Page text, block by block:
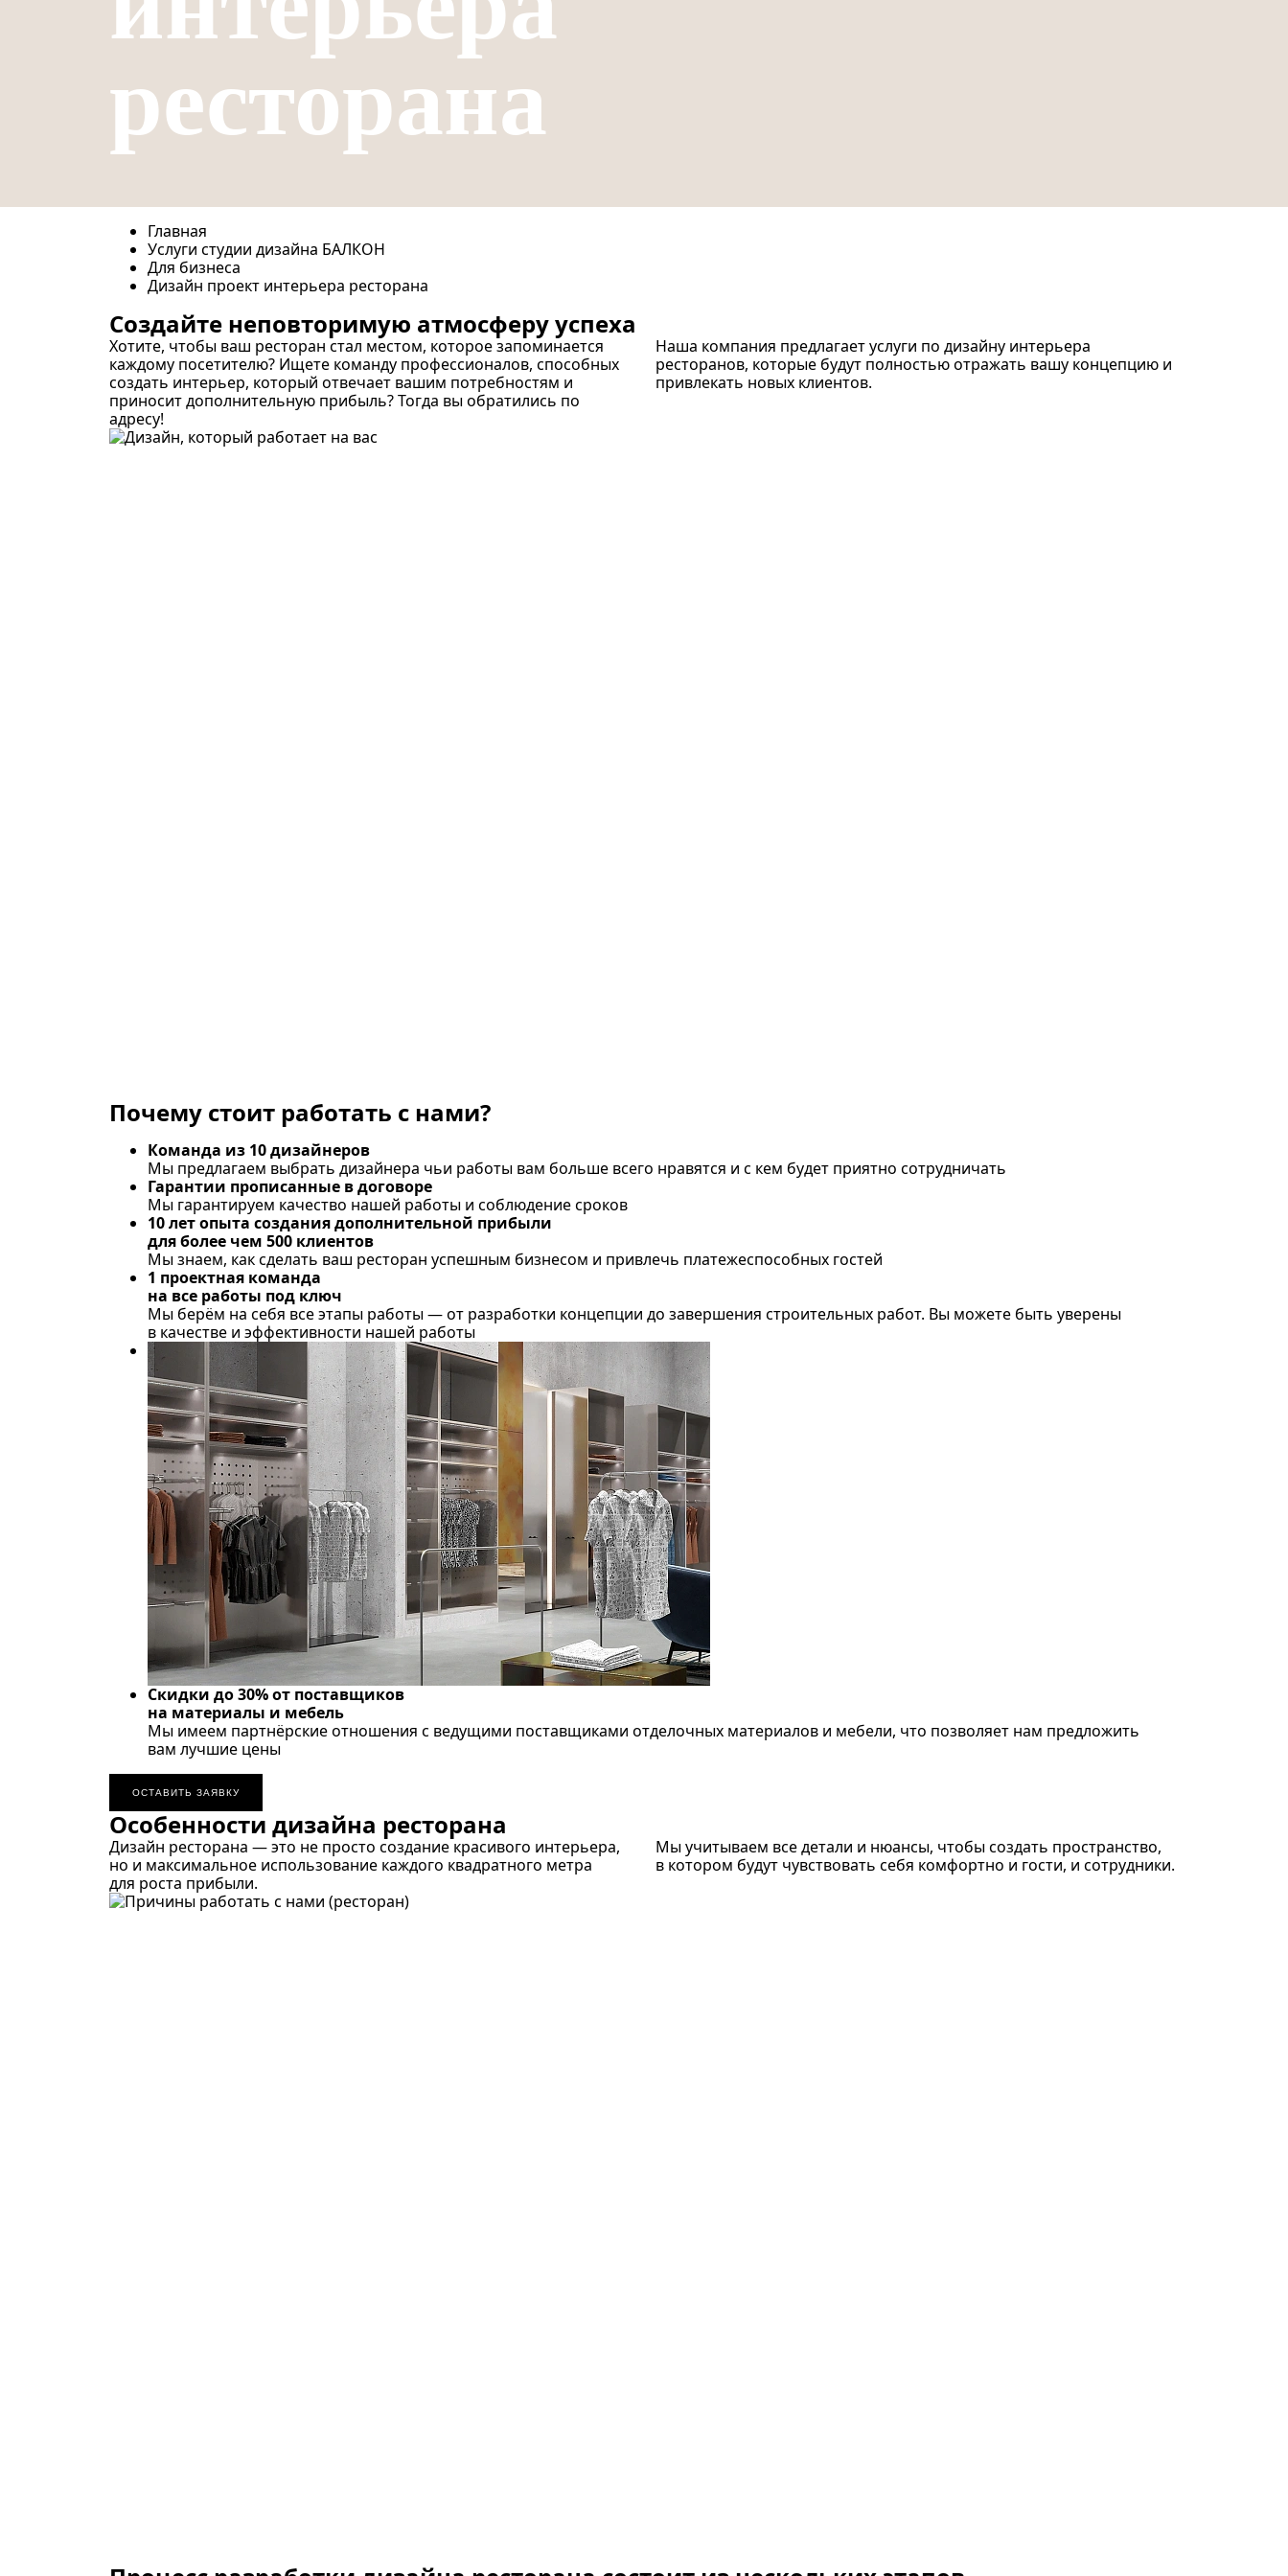
ресторана
Главная
Услуги студии дизайна БАЛКОН
Для бизнеса
Дизайн проект интерьера ресторана
Создайте неповторимую атмосферу успеха
Хотите, чтобы ваш ресторан стал местом, которое запоминается
каждому посетителю? Ищете команду профессионалов, способных
создать интерьер, который отвечает вашим потребностям и
приносит дополнительную прибыль? Тогда вы обратились по
адресу!
Наша компания предлагает услуги по дизайну интерьера
ресторанов, которые будут полностью отражать вашу концепцию и
привлекать новых клиентов.
Почему стоит работать с нами?
Команда из 10 дизайнеров
Мы предлагаем выбрать дизайнера чьи работы вам больше всего нравятся и с кем будет приятно сотрудничать
Гарантии прописанные в договоре
Мы гарантируем качество нашей работы и соблюдение сроков
10 лет опыта создания дополнительной прибыли
для более чем 500 клиентов
Мы знаем, как сделать ваш ресторан успешным бизнесом и привлечь платежеспособных гостей
1 проектная команда
на все работы под ключ
Мы берём на себя все этапы работы — от разработки концепции до завершения строительных работ. Вы можете быть уверены
в качестве и эффективности нашей работы
Скидки до 30% от поставщиков
на материалы и мебель
Мы имеем партнёрские отношения с ведущими поставщиками отделочных материалов и мебели, что позволяет нам предложить
вам лучшие цены
ОСТАВИТЬ ЗАЯВКУ
Особенности дизайна ресторана
Дизайн ресторана — это не просто создание красивого интерьера,
но и максимальное использование каждого квадратного метра
для роста прибыли.
Мы учитываем все детали и нюансы, чтобы создать пространство,
в котором будут чувствовать себя комфортно и гости, и сотрудники.